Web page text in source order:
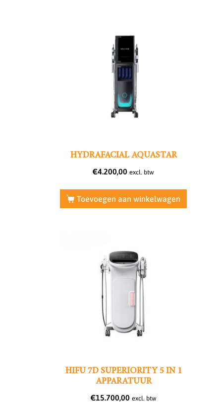
HYDRAFACIAL AQUASTAR
€4.200,00 excl. btw
Toevoegen aan winkelwagen
HIFU 7D SUPERIORITY 5 IN 1
APPARATUUR
€15.700,00 excl. btw